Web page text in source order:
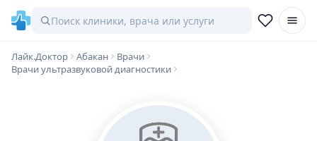
Лайк.Доктор Абакан
Врачи
Врачи ультразвуковой диагностики